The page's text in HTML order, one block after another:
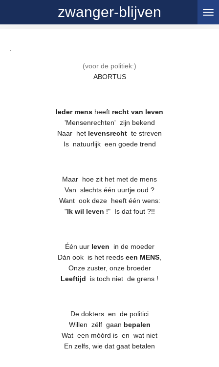
hoofdinhoud
zwanger-blijven
(voor de politiek:)
ABORTUS
Ieder mens heeft recht van leven
'Mensenrechten' zijn bekend
Naar het levensrecht te streven
Is natuurlijk een goede trend
Maar hoe zit het met de mens
Van slechts één uurtje oud ?
Want ook deze heeft één wens:
"Ik wil leven !" Is dat fout ?!!
Één uur leven
in de moeder
Dán ook is het reeds een MENS
Onze zuster, onze broeder
Leeftijd is toch niet de grens !
De dokters en de politici
Willen zélf gaan bepalen
Wat een móórd is en wat niet
En zelfs, wie dat gaat betalen